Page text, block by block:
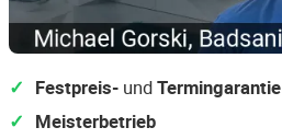
Festpreis- undTermingarantie
Meisterbetrieb